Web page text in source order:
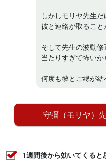
しかしモリヤ先生
彼と連絡が取ること
そして先生の波動修
当たりすぎて怖いか
何度も彼とご縁が結
守彌（モリヤ）
1週間後から効いてくる